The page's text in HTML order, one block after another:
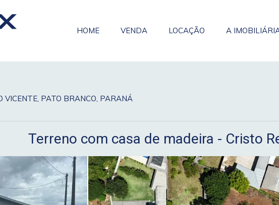
HOME VENDA LOCAÇÃO A
VICENTE, PATO BRANCO, PARANÁ
Terreno com casa de madeira - Cristo